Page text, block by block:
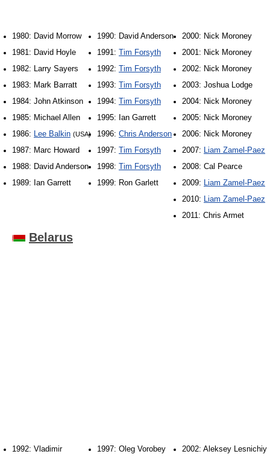
1980: David Morrow
1981: David Hoyle
1982: Larry Sayers
1983: Mark Barratt
1984: John Atkinson
1985: Michael Allen
1986: Lee Balkin (USA)
1987: Marc Howard
1988: David Anderson
1989: Ian Garrett
1990: David Anderson
1991:
Tim Forsyth
1992:
Tim Forsyth
1993:
Tim Forsyth
1994:
Tim Forsyth
1995: Ian Garrett
1996: Chris Anderson
1997:
Tim Forsyth
1998:
Tim Forsyth
1999: Ron Garlett
2000: Nick Moroney
2001: Nick Moroney
2002: Nick Moroney
2003: Joshua Lodge
2004: Nick Moroney
2005: Nick Moroney
2006: Nick Moroney
2007: Liam Zamel-Paez
2008: Cal Pearce
2009: Liam Zamel-Paez
2010: Liam Zamel-Paez
2011: Chris Armet
Belarus
1992: Vladimir 1997: Oleg Vorobey 2002: Aleksey Lesnichiy